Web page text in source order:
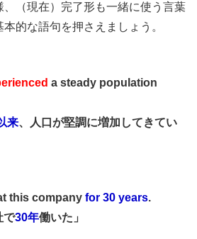
（現在）完了形も一緒に使う言葉
的な語句を押さえましょう。
a steady population
来、人口が堅調に増加してきてい
this company for 30 years.
で30年働いた」